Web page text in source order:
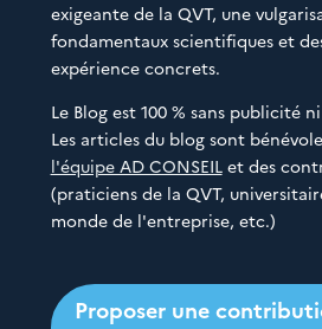
exigeante de la QVT, une
fondamentaux scientifiques et
expérience concrets.
Le Blog est 100 % sans publicité
Les articles du blog sont
l'équipe AD CONSEILet des
(praticiens de la QVT,
monde de l'entreprise, etc.)
Proposer une